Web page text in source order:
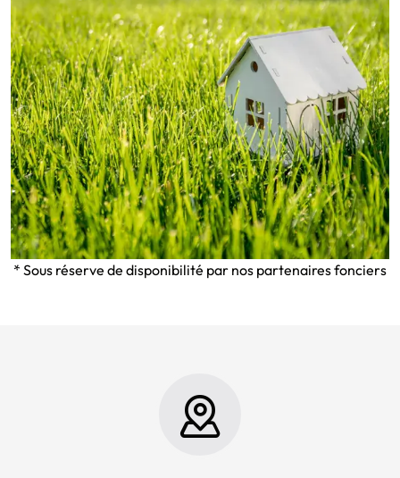
* Sous réserve de disponibilité par nos partenaires fonciers